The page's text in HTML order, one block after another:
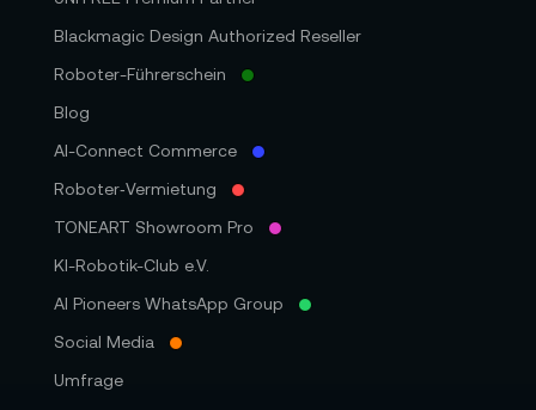
Blackmagic Design Authorized Reseller
Roboter-Führerschein
Blog
AI-Connect Commerce
Roboter‑Vermietung
TONEART Showroom Pro
KI-Robotik-Club e.V.
AI Pioneers WhatsApp Group
Social Media
Umfrage